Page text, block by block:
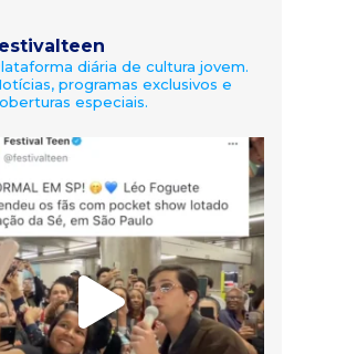
diária de cultura jovem.
programas exclusivos e
especiais.